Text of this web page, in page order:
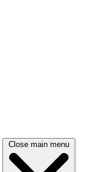
Close main menu